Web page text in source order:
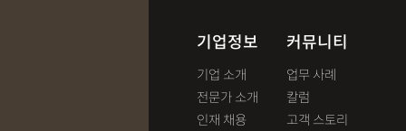
기업정보
기업 소개
전문가 소개
인재 채용
커뮤니티
업무 사례
칼럼
고객 스토리